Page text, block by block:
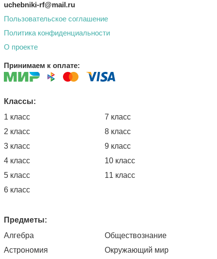
uchebniki-rf@mail.ru
Пользовательское соглашение
Политика конфиденциальности
О проекте
Принимаем к оплате:
Классы:
1 класс
2 класс
3 класс
4 класс
5 класс
6 класс
7 класс
8 класс
9 класс
10 класс
11 класс
Предметы:
Алгебра
Астрономия
Обществознание
Окружающий мир